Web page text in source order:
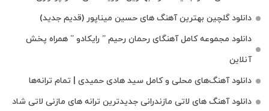
دانلود گلچین بهترین آهنگ های حسین میناپور (قدیم جدید)
دانلود مجموعه کامل آهنگای رحمان رحیم ” رایکادو ” همراه پخش
آنلاین
دانلود آهنگ‌های محلی و کامل سید هادی حمیدی | تمام ترانه‌ها
دانلود آهنگ‌ های لاتی مازندرانی جدیدترین ترانه های مازنی لاتی شاد